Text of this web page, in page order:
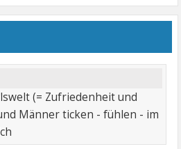
(= Zufriedenheit und
Männer ticken - fühlen - im